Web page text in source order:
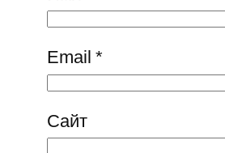
Email*
Сайт